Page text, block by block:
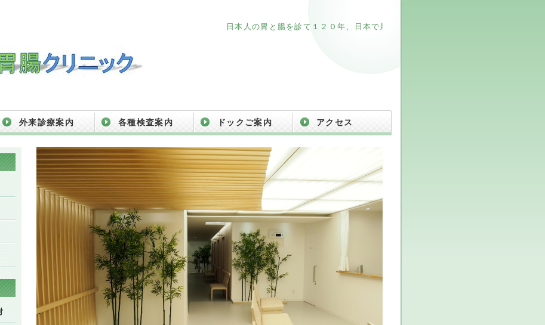
日本人の胃と腸を診て１２０年、日本で最初の消化器病専門クリニック
外来診療案内 各種検査案内 ドックご案内 アクセス